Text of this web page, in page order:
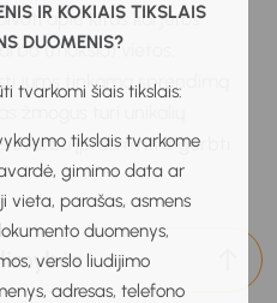
IR KOKIAIS TIKSLAIS
DUOMENIS?
tvarkomi šiais tikslais:
tikslais tvarkome
gimimo data ar
vieta, parašas, asmens
duomenys,
verslo liudijimo
adresas, telefono
apie kitas karjeros
(mokslo) vietos.
jums tinkamą sprendimą
svarbu įprasminti ir gerbti.